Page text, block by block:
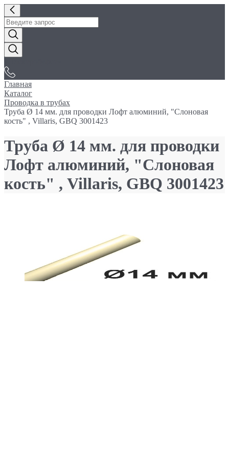
Главная
Каталог
Проводка в трубах
Труба Ø 14 мм. для проводки Лофт алюминий, "Слоновая
кость" , Villaris, GBQ 3001423
Труба Ø 14 мм. для проводки
Лофт алюминий, "Слоновая
кость" , Villaris, GBQ 3001423